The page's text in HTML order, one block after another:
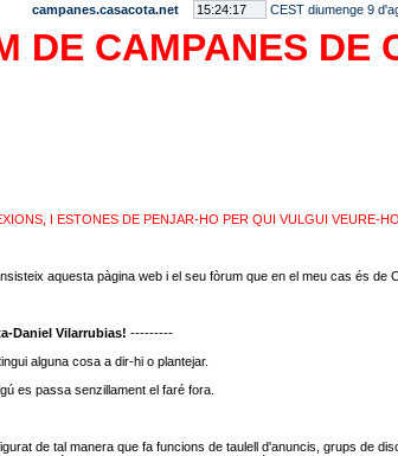
campanes.casacota.net CEST diumenge 9
DE CAMPANES DE
I ESTONES DE PENJAR-HO PER QUI VULGUI VEURE-
aquesta pàgina web i el seu fòrum que en el meu cas és
Daniel Vilarrubias! ---------
alguna cosa a dir-hi o plantejar.
es passa senzillament el faré fora.
de tal manera que fa funcions de taulell d'anuncis, grups de